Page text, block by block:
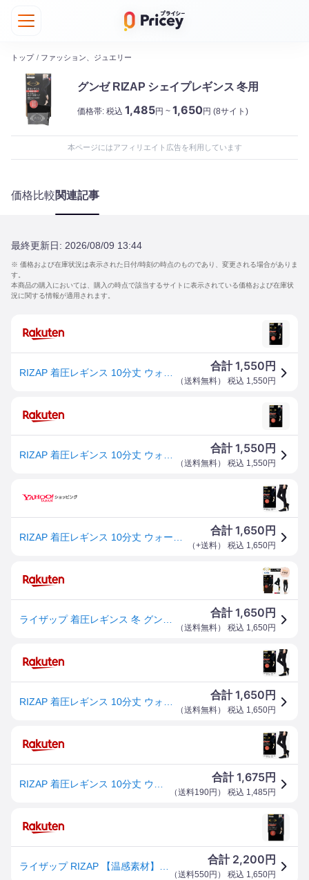
トップ / ファッション、ジュエリー
グンゼ RIZAP シェイプレギンス 冬用
価格帯: 税込 1,485円 ~ 1,650円 (8サイト)
本ページにはアフィリエイト広告を利用しています
価格比較関連記事
最終更新日: 2026/08/09 13:44
※ 価格および在庫状況は表示された日付/時刻の時点のものであり、変更される場合がありま
す。
本商品の購入においては、購入の時点で該当するサイトに表示されている価格および在庫状
況に関する情報が適用されます。
合計1,550 円
（送料無料） 税込 1,550円
合計1,550 円
（送料無料） 税込 1,550円
合計1,650 円
（+送料） 税込 1,650円
合計1,650 円
（送料無料） 税込 1,650円
合計1,650 円
（送料無料） 税込 1,650円
合計1,675円
（送料190円 ） 税込 1,485 円
合計 2,200 円
（送料550円 ） 税込 1,650円